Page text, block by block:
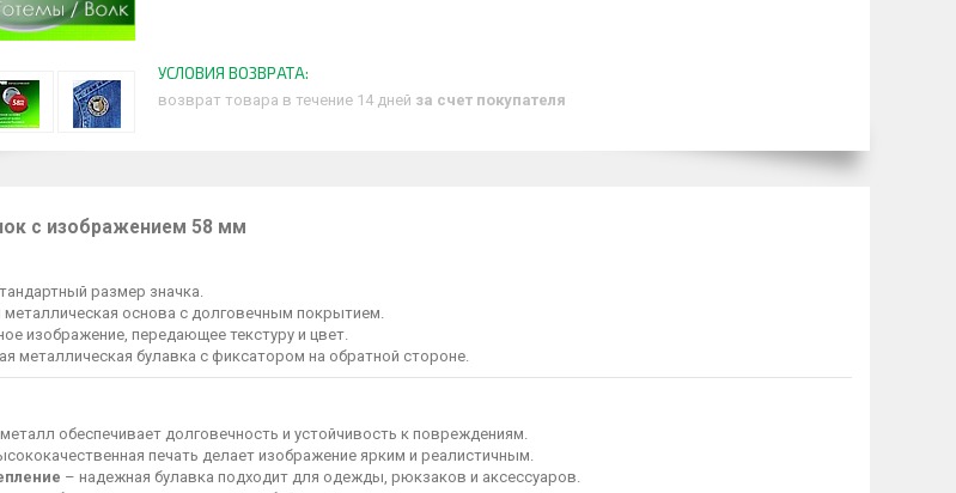
возврат товара в течение 14 дней за счет покупателя
с изображением 58 мм
размер значка.
металлическая основа с долговечным покрытием.
изображение, передающее текстуру и цвет.
металлическая булавка с фиксатором на обратной стороне.
обеспечивает долговечность и устойчивость к повреждениям.
печать делает изображение ярким и реалистичным.
– надежная булавка подходит для одежды, рюкзаков и аксессуаров.